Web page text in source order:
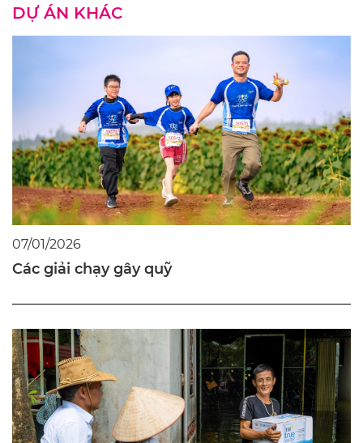
DỰ ÁN KHÁC
07/01/2026
Các giải chạy gây quỹ